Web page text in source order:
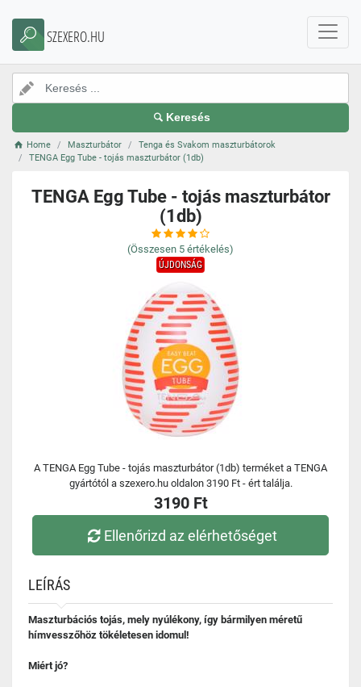
SZEXERO.HU
Keresés
Home Maszturbátor
Tenga és Svakom maszturbátorok
TENGA Egg Tube - tojás maszturbátor (1db)
TENGA Egg Tube - tojás maszturbátor
(1db)
(Összesen 5 értékelés)
ÚJDONSÁG
A TENGA Egg Tube - tojás maszturbátor (1db) terméket a TENGA
gyártótól a szexero.hu oldalon 3190 Ft - ért találja.
3190 Ft
Ellenőrizd az elérhetőséget
LEÍRÁS
Maszturbációs tojás, mely nyúlékony, így bármilyen méretű
hímvesszőhöz tökéletesen idomul!
Miért jó?